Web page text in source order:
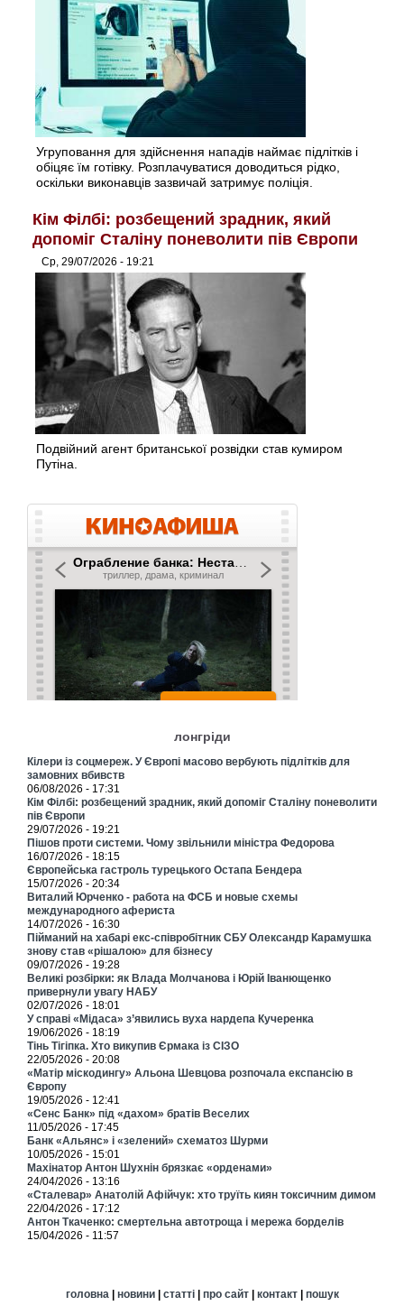
Угруповання для здійснення нападів наймає підлітків і
обіцяє їм готівку. Розплачуватися доводиться рідко,
оскільки виконавців зазвичай затримує поліція.
Кім Філбі: розбещений зрадник, який
допоміг Сталіну поневолити пів Європи
Ср, 29/07/2026 - 19:21
Подвійний агент британської розвідки став кумиром
Путіна.
лонгріди
Кілери із соцмереж. У Європі масово вербують підлітків для
замовних вбивств
06/08/2026 - 17:31
Кім Філбі: розбещений зрадник, який допоміг Сталіну поневолити
пів Європи
29/07/2026 - 19:21
Пішов проти системи. Чому звільнили міністра Федорова
16/07/2026 - 18:15
Європейська гастроль турецького Остапа Бендера
15/07/2026 - 20:34
Виталий Юрченко - работа на ФСБ и новые схемы
международного афериста
14/07/2026 - 16:30
Пійманий на хабарі екс-співробітник СБУ Олександр Карамушка
знову став «рішалою» для бізнесу
09/07/2026 - 19:28
Великі розбірки: як Влада Молчанова і Юрій Іванющенко
привернули увагу НАБУ
02/07/2026 - 18:01
У справі «Мідаса» з’явились вуха нардепа Кучеренка
19/06/2026 - 18:19
Тінь Тігіпка. Хто викупив Єрмака із СІЗО
22/05/2026 - 20:08
«Матір міскодингу» Альона Шевцова розпочала експансію в
Європу
19/05/2026 - 12:41
«Сенс Банк» під «дахом» братів Веселих
11/05/2026 - 17:45
Банк «Альянс» і «зелений» схематоз Шурми
10/05/2026 - 15:01
Махінатор Антон Шухнін брязкає «орденами»
24/04/2026 - 13:16
«Сталевар» Анатолій Афійчук: хто труїть киян токсичним димом
22/04/2026 - 17:12
Антон Ткаченко: смертельна автотроща і мережа борделів
15/04/2026 - 11:57
головна | новини| статті| про сайт| контакт| пошук